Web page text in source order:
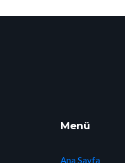
Menü
Ana Sayfa